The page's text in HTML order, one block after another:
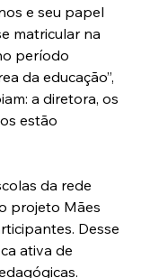
e seu papel
matricular na
período
da educação”,
a diretora, os
estão
da rede
projeto Mães
Desse
ativa de